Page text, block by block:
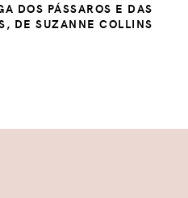
DOS PÁSSAROS E DAS
DE SUZANNE COLLINS